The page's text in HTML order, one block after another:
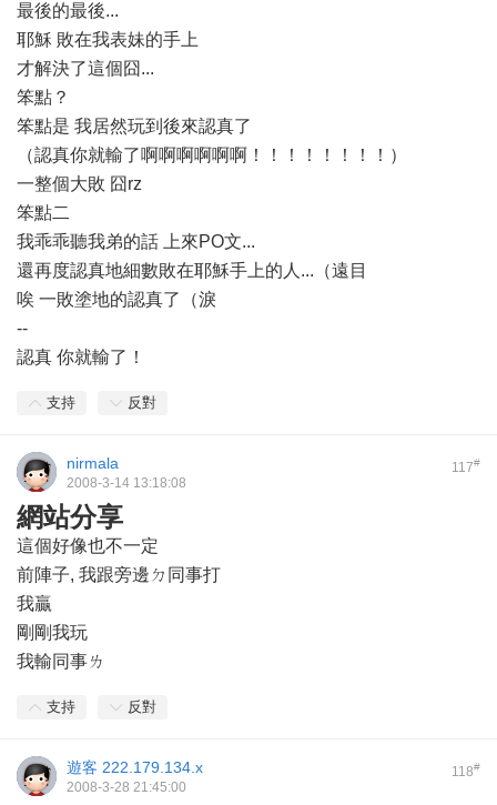
最後的最後...
耶穌 敗在我表妹的手上
才解決了這個囧...
笨點？
笨點是 我居然玩到後來認真了
（認真你就輸了啊啊啊啊啊啊！！！！！！！！）
一整個大敗 囧rz
笨點二
我乖乖聽我弟的話 上來PO文...
還再度認真地細數敗在耶穌手上的人...（遠目
唉 一敗塗地的認真了（淚
--
認真 你就輸了！
支持 反對
117#
nirmala
2008-3-14 13:18:08
網站分享
這個好像也不一定
前陣子, 我跟旁邊ㄉ同事打
我贏
剛剛我玩
我輸同事ㄌ
支持 反對
118#
遊客 222.179.134.x
2008-3-28 21:45:00